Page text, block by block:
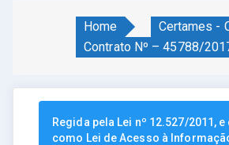
Home
Certames -
Contrato Nº – 45788/
Regida pela Lei nº 12.527/2011,
como Lei de Acesso à